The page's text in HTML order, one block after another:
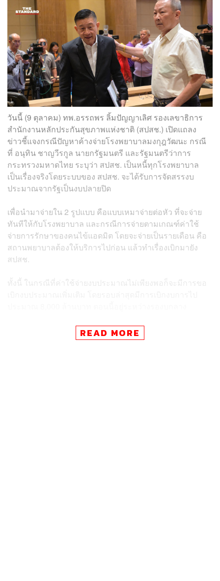
วันนี้ (9 ตุลาคม) ทพ.อรรถพร ลิ้มปัญญาเลิศ รองเลขาธิการ
สำนักงานหลักประกันสุขภาพแห่งชาติ (สปสช.) เปิดแถลง
ข่าวชี้แจงกรณีปัญหาค้างจ่ายโรงพยาบาลมงกุฎวัฒนะ กรณี
ที่ อนุทิน ชาญวีรกูล นายกรัฐมนตรี และรัฐมนตรีว่าการ
กระทรวงมหาดไทย ระบุว่า สปสช. เป็นหนี้ทุกโรงพยาบาล
เป็นเรื่องจริงโดยระบบของ สปสช. จะได้รับการจัดสรรงบ
ประมาณจากรัฐเป็นงบปลายปิด
เพื่อนำมาจ่ายใน 2 รูปแบบ คือแบบเหมาจ่ายต่อหัว ที่จะจ่าย
ทันทีให้กับโรงพยาบาล และกรณีการจ่ายตามเกณฑ์ค่าใช้
จ่ายการรักษาของคนไข้แอดมิต โดยจะจ่ายเป็นรายเดือน คือ
สถานพยาบาลต้องให้บริการไปก่อน แล้วทำเรื่องเบิกมายัง
สปสช.
ทั้งนี้ ในกรณีที่ค่าใช้จ่ายงบประมาณไม่เพียงพอก็จะมีการขอ
สปสช. ชี้ ปรับเกณฑ์จ่ายเงิน ต้องเรียกคืน รพ.มงกุฎ
READ MORE